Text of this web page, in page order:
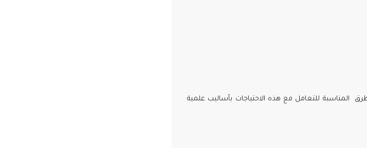
المناسبة للتعامل مع هذه الاحتياجات بأساليب علمية